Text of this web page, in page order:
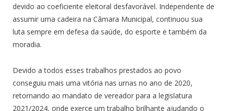
devido ao coeficiente eleitoral desfavorável. Independente de
assumir uma cadeira na Câmara Municipal, continuou sua
luta sempre em defesa da saúde, do esporte e também da
moradia.
Devido a todos esses trabalhos prestados ao povo
conseguiu mais uma vitória nas urnas no ano de 2020,
retornando ao mandato de vereador para a legislatura
2021/2024, onde exerce um trabalho brilhante ajudando o